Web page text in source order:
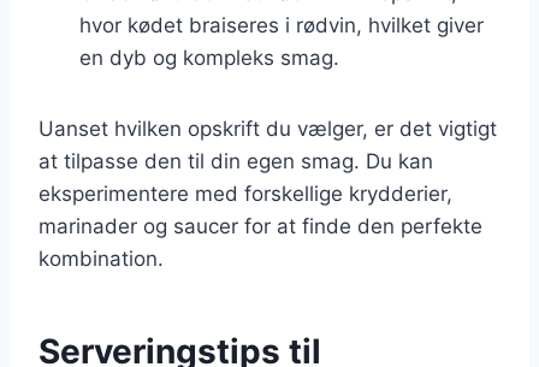
hvor kødet braiseres i rødvin, hvilket giver
en dyb og kompleks smag.
Uanset hvilken opskrift du vælger, er det vigtigt
at tilpasse den til din egen smag. Du kan
eksperimentere med forskellige krydderier,
marinader og saucer for at finde den perfekte
kombination.
Serveringstips til